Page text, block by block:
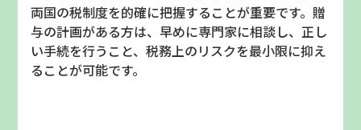
両国の税制度を的確に把握することが重要です。贈
与の計画がある方は、早めに専門家に相談し、正し
い手続を行うこと、税務上のリスクを最小限に抑え
ることが可能です。